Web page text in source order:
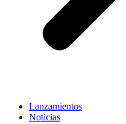
Lanzamientos
Noticias